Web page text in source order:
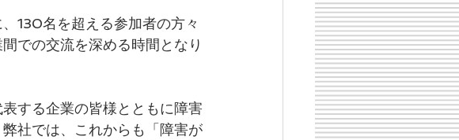
130名を超える参加者の方々
での交流を深める時間となり
する企業の皆様とともに障害
社では、これからも「障害が